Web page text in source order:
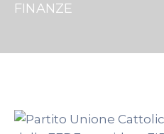
PUBBLICAZIONI
DOTTRINA
SOCIALE
FINANZE